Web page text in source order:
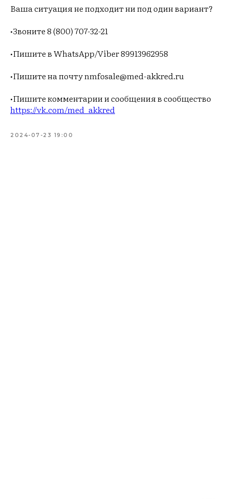
Ваша ситуация не подходит ни под один вариант?
•Звоните 8 (800) 707-32-21
•Пишите в WhatsApp/Viber 89913962958
•Пишите на почту nmfosale@med-akkred.ru
•Пишите комментарии и сообщения в сообщество
https://vk.com/med_akkred
2024-07-23 19:00